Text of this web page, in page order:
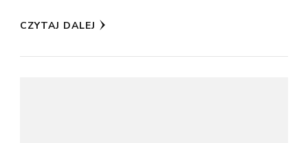
CZYTAJ DALEJ